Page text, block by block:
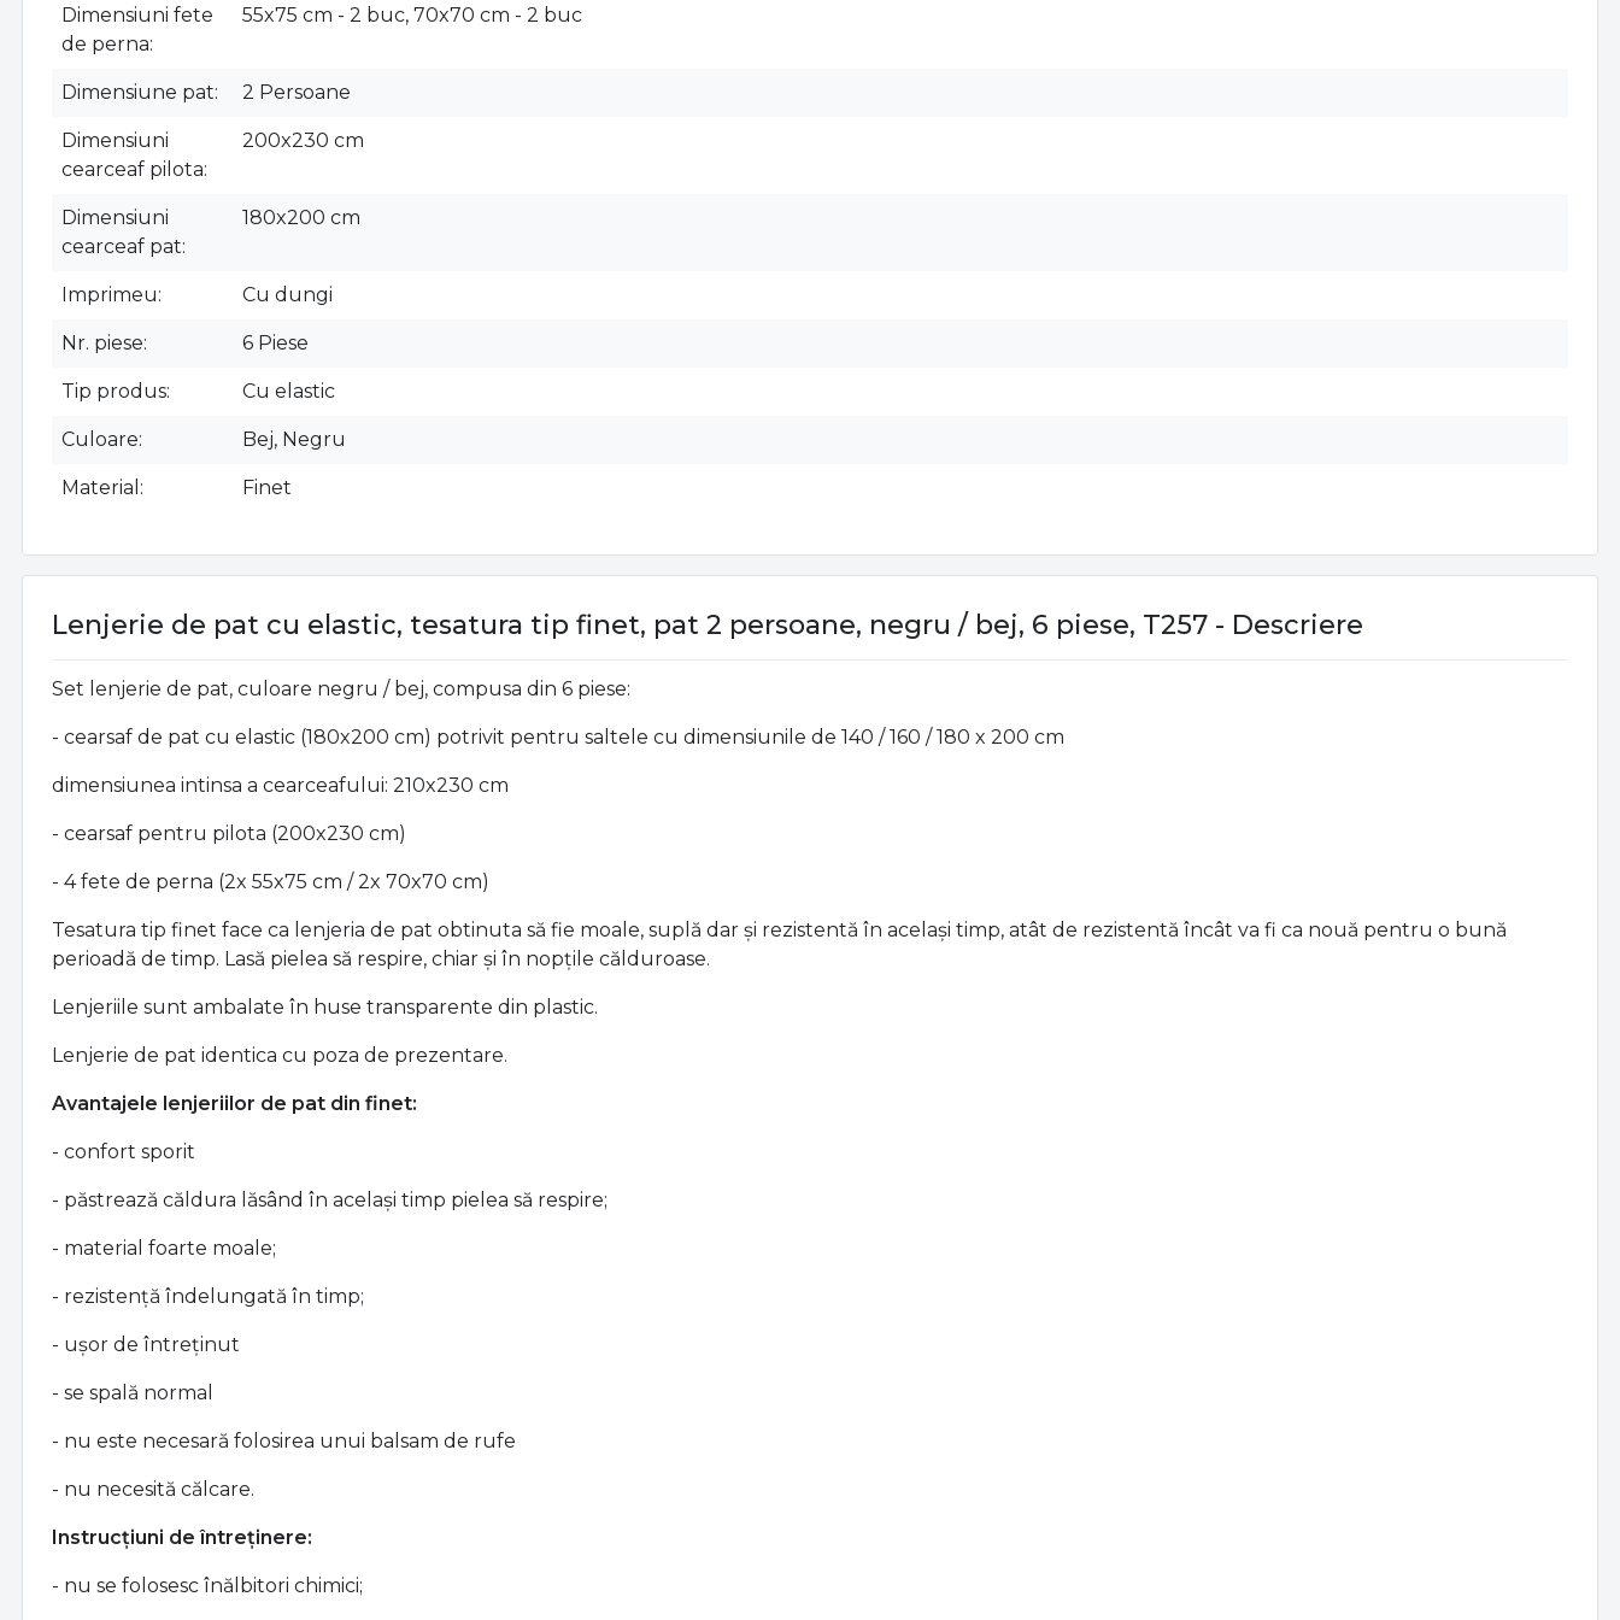
Dimensiuni fete
de perna
55x75 cm - 2 buc, 70x70 cm - 2 buc
Dimensiune pat 2 Persoane
Dimensiuni
cearceaf pilota
200x230 cm
Dimensiuni
cearceaf pat
180x200 cm
Imprimeu Cu dungi
Nr. piese 6 Piese
Tip produs Cu elastic
Culoare Bej, Negru
Material Finet
Lenjerie de pat cu elastic, tesatura tip finet, pat 2 persoane, negru / bej, 6 piese, T257 - Descriere
Set lenjerie de pat, culoare negru / bej, compusa din 6 piese:
- cearsaf de pat cu elastic (180x200 cm) potrivit pentru saltele cu dimensiunile de 140 / 160 / 180 x 200 cm
dimensiunea intinsa a cearceafului: 210x230 cm
- cearsaf pentru pilota (200x230 cm)
- 4 fete de perna (2x 55x75 cm / 2x 70x70 cm)
Tesatura tip finet face ca lenjeria de pat obtinuta să fie moale, suplă dar și rezistentă în același timp, atât de rezistentă încât va fi ca nouă pentru o bună
perioadă de timp. Lasă pielea să respire, chiar și în nopțile călduroase.
Lenjeriile sunt ambalate în huse transparente din plastic.
Lenjerie de pat identica cu poza de prezentare.
Avantajele lenjeriilor de pat din finet:
- confort sporit
- păstrează căldura lăsând în același timp pielea să respire;
- material foarte moale;
- rezistență îndelungată în timp;
- ușor de întreținut
- se spală normal
- nu este necesară folosirea unui balsam de rufe
- nu necesită călcare.
Instrucțiuni de întreținere:
- nu se folosesc înălbitori chimici;